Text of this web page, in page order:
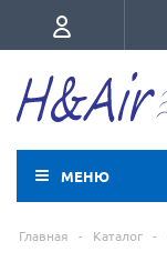
МЕНЮ
Главная - Каталог -